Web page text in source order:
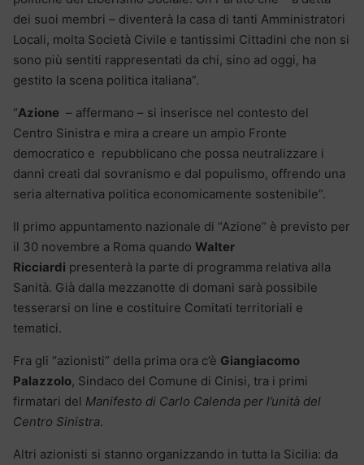
dei suoi membri – diventerà la casa di tanti Amministratori
Locali, molta Società Civile e tantissimi Cittadini che non si
sono più sentiti rappresentati da chi, sino ad oggi, ha
gestito la scena politica italiana”.
“Azione – affermano – si inserisce nel contesto del
Centro Sinistra e mira a creare un ampio Fronte
democratico e repubblicano che possa neutralizzare i
danni creati dal sovranismo e dal populismo, offrendo una
seria alternativa politica economicamente sostenibile”.
Il primo appuntamento nazionale di “Azione” è previsto per
il 30 novembre a Roma quando Walter
Ricciardi presenterà la parte di programma relativa alla
Sanità. Già dalla mezzanotte di domani sarà possibile
tesserarsi on line e costituire Comitati territoriali e
tematici.
Fra gli “azionisti” della prima ora c’è Giangiacomo
Palazzolo, Sindaco del Comune di Cinisi, tra i primi
firmatari del Manifesto di Carlo Calenda per l’unità del
Centro Sinistra.
Altri azionisti si stanno organizzando in tutta la Sicilia: da